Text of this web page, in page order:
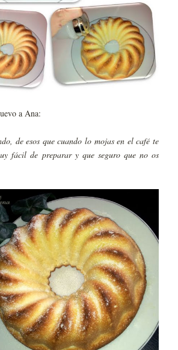
a Ana:
de esos que cuando lo mojas en el café te
fácil de preparar y que seguro que no os